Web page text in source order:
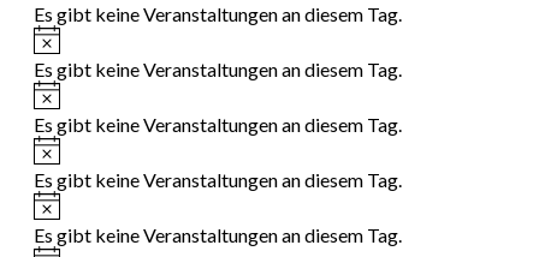
Es gibt keine Veranstaltungen an diesem Tag.
Hinweis
Es gibt keine Veranstaltungen an diesem Tag.
Hinweis
Es gibt keine Veranstaltungen an diesem Tag.
Hinweis
Es gibt keine Veranstaltungen an diesem Tag.
Hinweis
Es gibt keine Veranstaltungen an diesem Tag.